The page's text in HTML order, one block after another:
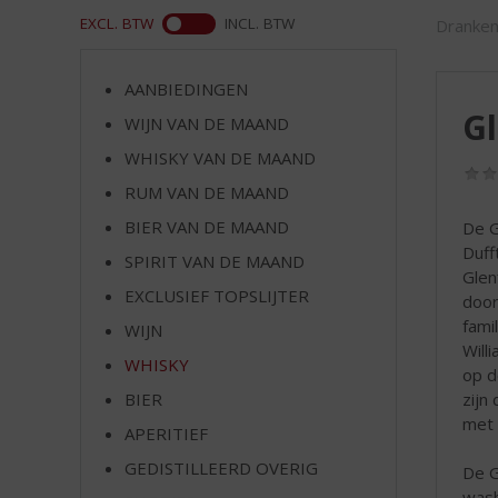
De
op
zijn
met
De
EXCL. BTW INCL. BTW
AANBIEDINGEN
WIJN VAN DE MAAND
WHISKY VAN DE MAAND
RUM VAN DE MAAND
BIER VAN DE MAAND
SPIRIT VAN DE MAAND
EXCLUSIEF TOPSLIJTER
WIJN
WHISKY
BIER
APERITIEF
GEDISTILLEERD OVERIG